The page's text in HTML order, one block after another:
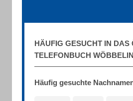
HÄUFIG GESUCHT IN DAS
TELEFONBUCH WÖBBELIN
Häufig gesuchte